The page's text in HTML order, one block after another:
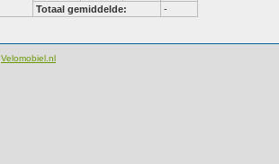
Totaal gemiddelde:
-
Velomobiel.nl